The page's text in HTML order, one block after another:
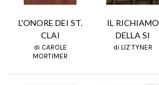
L'ONORE DEI ST.
CLAI
di CAROLE
MORTIMER
IL RICHIAMO
DELLA SI
di LIZ TYNER